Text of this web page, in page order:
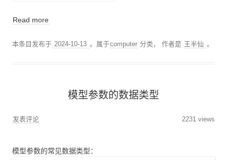
Read more
本条目发布于 2024-10-13 。属于computer 分类，作者是 王半仙 。
模型参数的数据类型
发表评论 2231 views
模型参数的常见数据类型：